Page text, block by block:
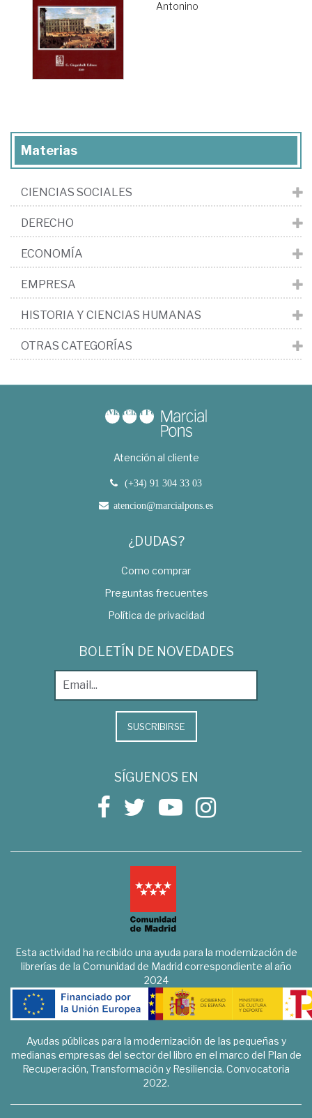
Antonino
Materias
CIENCIAS SOCIALES
DERECHO
ECONOMÍA
EMPRESA
HISTORIA Y CIENCIAS HUMANAS
OTRAS CATEGORÍAS
Atención al cliente
(+34) 91 304 33 03
atencion@marcialpons.es
¿DUDAS?
Como comprar
Preguntas frecuentes
Política de privacidad
BOLETÍN DE NOVEDADES
SUSCRIBIRSE
SÍGUENOS EN
Esta actividad ha recibido una ayuda para la modernización de
librerías de la Comunidad de Madrid correspondiente al año
2024
Ayudas públicas para la modernización de las pequeñas y
medianas empresas del sector del libro en el marco del Plan de
Recuperación, Transformación y Resiliencia. Convocatoria
2022.